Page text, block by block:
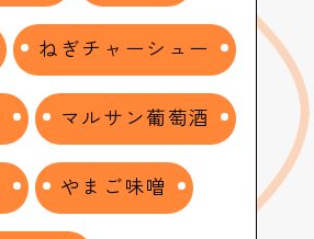
ねぎチャーシュー
マルサン葡萄酒
やまご味噌